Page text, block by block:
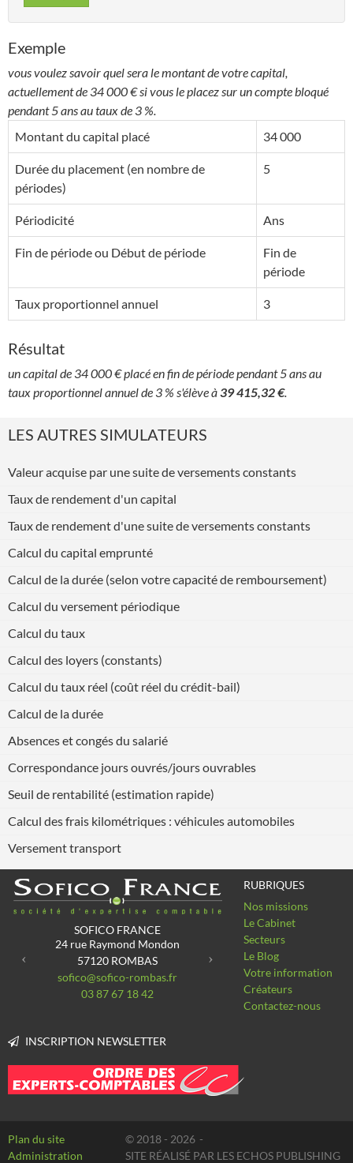
Exemple
vous voulez savoir quel sera le montant de votre capital,
actuellement de 34 000 € si vous le placez sur un compte bloqué
pendant 5 ans au taux de 3 %.
Montant du capital placé
34 000
Durée du placement (en nombre de
périodes)
5
Périodicité Ans
Fin de période ou Début de période
Fin de
période
Taux proportionnel annuel 3
Résultat
un capital de 34 000 € placé en fin de période pendant 5 ans au
taux proportionnel annuel de 3 % s'élève à39 415,32 €.
LES AUTRES SIMULATEURS
Valeur acquise par une suite de versements constants
Taux de rendement d'un capital
Taux de rendement d'une suite de versements constants
Calcul du capital emprunté
Calcul de la durée (selon votre capacité de remboursement)
Calcul du versement périodique
Calcul du taux
Calcul des loyers (constants)
Calcul du taux réel (coût réel du crédit-bail)
Calcul de la durée
Absences et congés du salarié
Correspondance jours ouvrés/jours ouvrables
Seuil de rentabilité (estimation rapide)
Calcul des frais kilométriques : véhicules automobiles
Versement transport
SOFICO FRANCE
24 rue Raymond Mondon
57120 ROMBAS
sofico@sofico-rombas.fr
03 87 67 18 42
Previous
RUBRIQUES
Nos missions
Le Cabinet
Secteurs
Le Blog
Votre information
Créateurs
Contactez-nous
INSCRIPTION NEWSLETTER
Plan du site
Administration
© 2018 - 2026
SITE RÉALISÉ PAR LES ECHOS PUBLISHING